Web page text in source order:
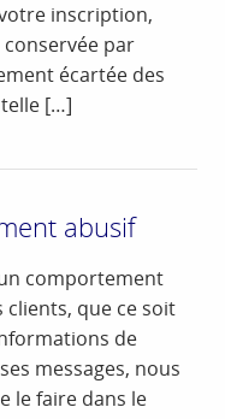
inscription,
par
écartée des
[…]
abusif
comportement
clients, que ce soit
de
messages, nous
le faire dans le